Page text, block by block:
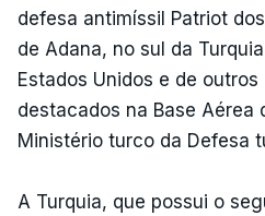
defesa antimíssil Patriot
de Adana, no sul da
Estados Unidos e de
destacados na Base Aérea
Ministério turco da Defesa
A Turquia, que possui o